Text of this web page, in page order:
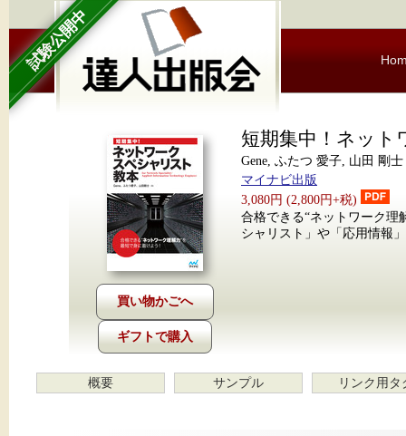
試験公開中
ギフトで購入
短期集中！ネット
Gene, ふたつ 愛子, 山田 剛士
マイナビ出版
3,080円 (2,800円+税)
合格できる“ネットワーク理
シャリスト」や「応用情報
概要 サンプル リンク用タ